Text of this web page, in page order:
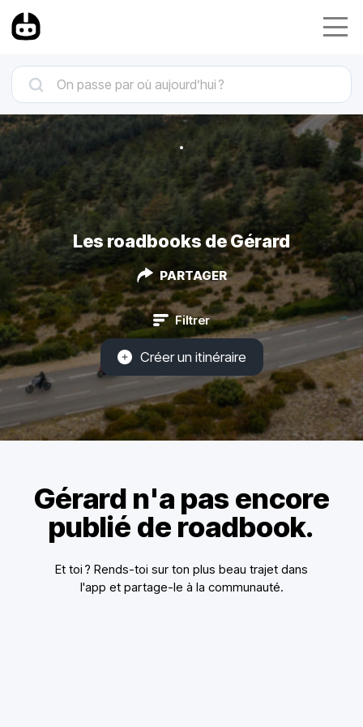
Les roadbooks de Gérard
PARTAGER
Filtrer
Créer un itinéraire
Gérard n'a pas encore
publié de roadbook.
Et toi ? Rends-toi sur ton plus beau trajet dans
l'app et partage-le à la communauté.